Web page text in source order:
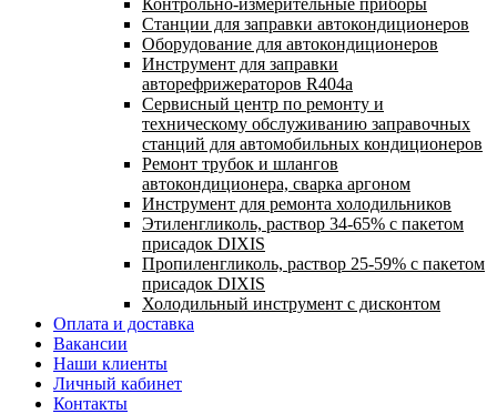
Контрольно-измерительные приборы
Станции для заправки автокондиционеров
Оборудование для автокондиционеров
Инструмент для заправки
авторефрижераторов R404a
Сервисный центр по ремонту и
техническому обслуживанию заправочных
станций для автомобильных кондиционеров
Ремонт трубок и шлангов
автокондиционера, сварка аргоном
Инструмент для ремонта холодильников
Этиленгликоль, раствор 34-65% с пакетом
присадок DIXIS
Пропиленгликоль, раствор 25-59% с пакетом
присадок DIXIS
Холодильный инструмент с дисконтом
Оплата и доставка
Вакансии
Наши клиенты
Личный кабинет
Контакты